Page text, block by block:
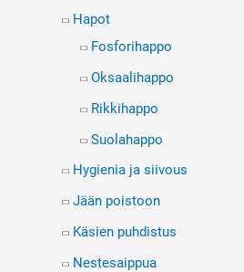
Hapot
Fosforihappo
Oksaalihappo
Rikkihappo
Suolahappo
Hygienia ja siivous
Jään poistoon
Käsien puhdistus
Nestesaippua